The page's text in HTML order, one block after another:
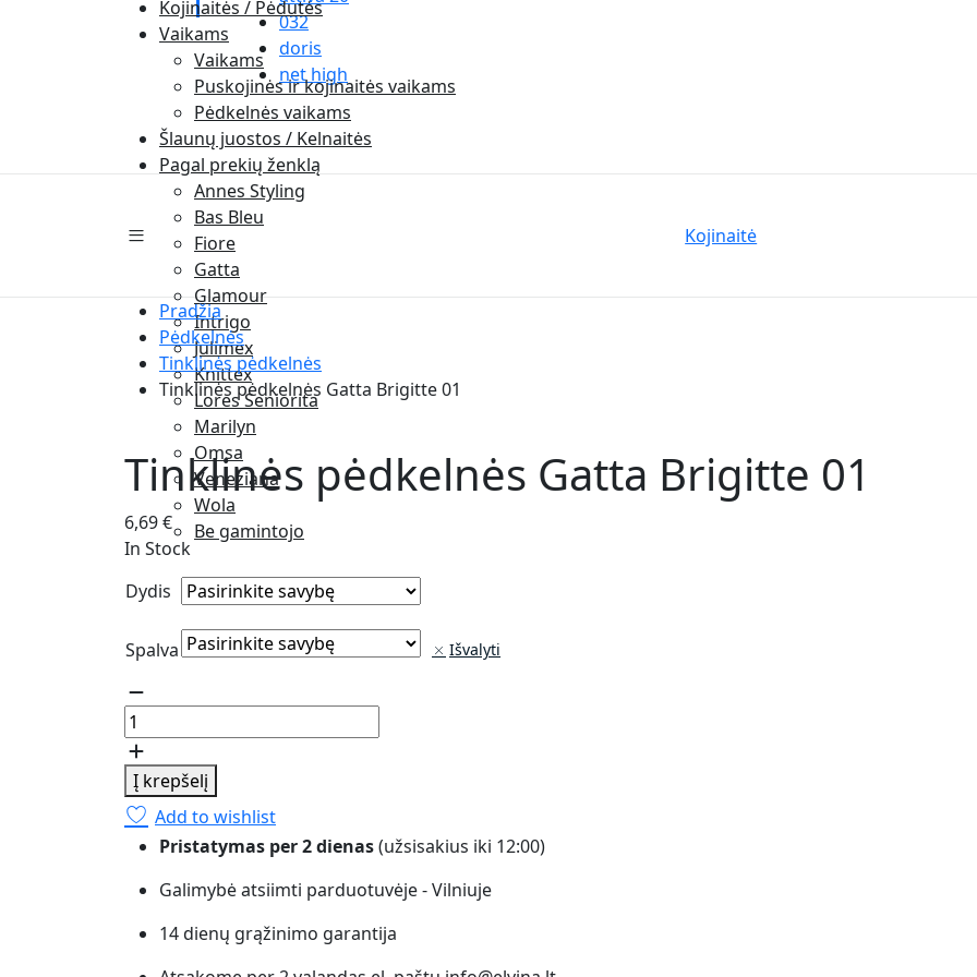
032
doris
net high
Kojinaitės / Pėdutės
Vaikams
Vaikams
Puskojinės ir kojinaitės vaikams
Pėdkelnės vaikams
Šlaunų juostos / Kelnaitės
Pagal prekių ženklą
Annes Styling
Bas Bleu
Fiore
Gatta
Glamour
Intrigo
Julimex
Knittex
Lores Seniorita
Marilyn
Omsa
Veneziana
Wola
Be gamintojo
Kojinaitė
Pradžia
Pėdkelnės
Tinklinės pėdkelnės
Tinklinės pėdkelnės Gatta Brigitte 01
Tinklinės pėdkelnės Gatta Brigitte 01
6,69€
In Stock
Dydis
Spalva Išvalyti
Tinklinės
pėdkelnės
Gatta
Brigitte
01
quantity
Į krepšelį
Add to wishlist
Pristatymas per 2 dienas(užsisakius iki 12:00)
Galimybė atsiimti parduotuvėje - Vilniuje
14 dienų grąžinimo garantija